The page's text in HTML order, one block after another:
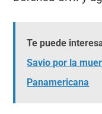
Te puede
Savio por la
Panamericana